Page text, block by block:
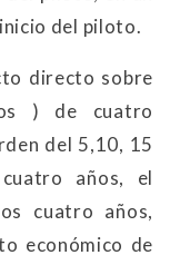
del piloto.
directo sobre
) de cuatro
del 5,10, 15
años, el
cuatro años,
económico de